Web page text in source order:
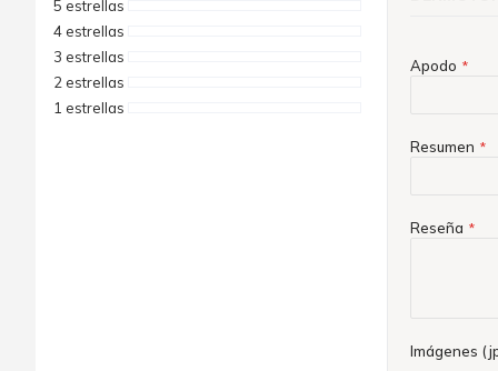
5 estrellas
4 estrellas
3 estrellas
2 estrellas
1 estrellas
Apodo
Resumen
Reseña
Imágenes